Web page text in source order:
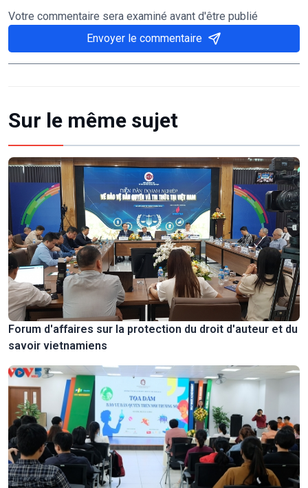
Votre commentaire sera examiné avant d'être publié
Envoyer le commentaire
Sur le même sujet
Forum d'affaires sur la protection du droit d'auteur et du
savoir vietnamiens